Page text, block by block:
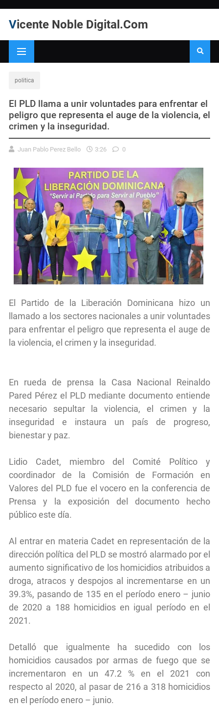
Vicente Noble Digital.Com
politica
El PLD llama a unir voluntades para enfrentar el
peligro que representa el auge de la violencia, el
crimen y la inseguridad.
Juan Pablo Perez Bello 3:26 0
El Partido de la Liberación Dominicana hizo un
llamado a los sectores nacionales a unir voluntades
para enfrentar el peligro que representa el auge de
la violencia, el crimen y la inseguridad.
En rueda de prensa la Casa Nacional Reinaldo
Pared Pérez el PLD mediante documento entiende
necesario sepultar la violencia, el crimen y la
inseguridad e instaura un país de progreso,
bienestar y paz.
Lidio Cadet, miembro del Comité Político y
coordinador de la Comisión de Formación en
Valores del PLD fue el vocero en la conferencia de
Prensa y la exposición del documento hecho
público este día.
Al entrar en materia Cadet en representación de la
dirección política del PLD se mostró alarmado por el
aumento significativo de los homicidios atribuidos a
droga, atracos y despojos al incrementarse en un
39.3%, pasando de 135 en el período enero – junio
de 2020 a 188 homicidios en igual período en el
2021.
Detalló que igualmente ha sucedido con los
homicidios causados por armas de fuego que se
incrementaron en un 47.2 % en el 2021 con
respecto al 2020, al pasar de 216 a 318 homicidios
en el período enero – junio.